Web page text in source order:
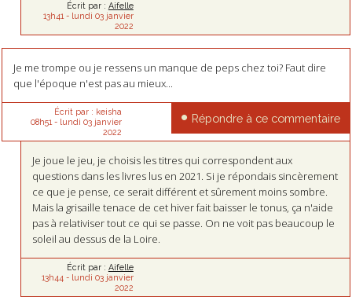
Écrit par : Aifelle
13h41 - lundi 03 janvier
2022
Je me trompe ou je ressens un manque de peps chez toi? Faut dire
que l'époque n'est pas au mieux...
Écrit par : keisha
08h51 - lundi 03 janvier
2022
Répondre à ce commentaire
Je joue le jeu, je choisis les titres qui correspondent aux
questions dans les livres lus en 2021. Si je répondais sincèrement
ce que je pense, ce serait différent et sûrement moins sombre.
Mais la grisaille tenace de cet hiver fait baisser le tonus, ça n'aide
pas à relativiser tout ce qui se passe. On ne voit pas beaucoup le
soleil au dessus de la Loire.
Écrit par : Aifelle
13h44 - lundi 03 janvier
2022